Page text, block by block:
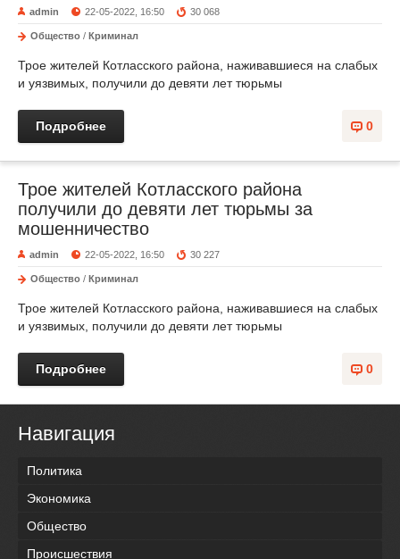
admin 22-05-2022, 16:50 30 068
Общество / Криминал
Трое жителей Котласского района, наживавшиеся на слабых
и уязвимых, получили до девяти лет тюрьмы
0
Подробнее
Трое жителей Котласского района
получили до девяти лет тюрьмы за
мошенничество
admin 22-05-2022, 16:50 30 227
Общество / Криминал
Трое жителей Котласского района, наживавшиеся на слабых
и уязвимых, получили до девяти лет тюрьмы
0
Подробнее
Навигация
Политика
Экономика
Общество
Происшествия